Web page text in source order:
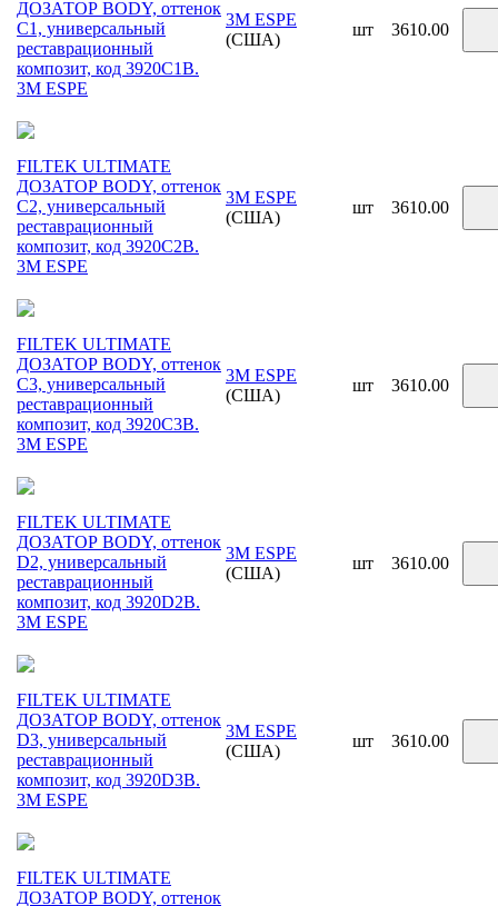
ДОЗАТОР BODY, оттенок
C1, универсальный
реставрационный
композит, код 3920C1B.
3М ESPE
3M ESPE
(США)
шт 3610.00
FILTEK ULTIMATE
ДОЗАТОР BODY, оттенок
C2, универсальный
реставрационный
композит, код 3920C2B.
3М ESPE
3M ESPE
(США)
шт 3610.00
FILTEK ULTIMATE
ДОЗАТОР BODY, оттенок
C3, универсальный
реставрационный
композит, код 3920C3B.
3М ESPE
3M ESPE
(США)
шт 3610.00
FILTEK ULTIMATE
ДОЗАТОР BODY, оттенок
D2, универсальный
реставрационный
композит, код 3920D2B.
3М ESPE
3M ESPE
(США)
шт 3610.00
FILTEK ULTIMATE
ДОЗАТОР BODY, оттенок
D3, универсальный
реставрационный
композит, код 3920D3B.
3М ESPE
3M ESPE
(США)
шт 3610.00
FILTEK ULTIMATE
ДОЗАТОР BODY, оттенок